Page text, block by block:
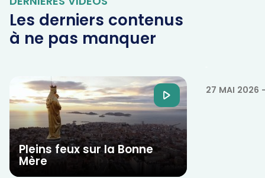
Les derniers contenus
à ne pas manquer
Pleins feux sur la Bonne
Mère
27 MAI 2026